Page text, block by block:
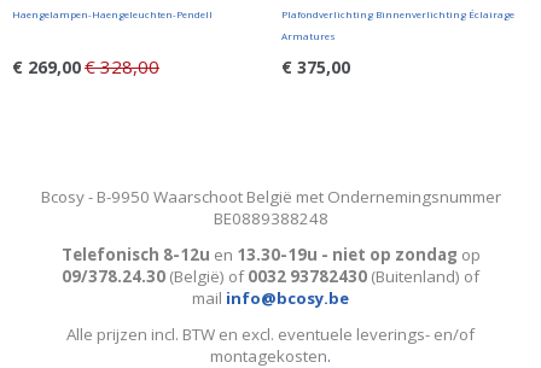
Haengelampen-Haengeleuchten-Pendell
€ 269,00€ 328,00
Plafondverlichting Binnenverlichting Éclairage
Armatures
€ 375,00
Bcosy - B-9950 Waarschoot België met Ondernemingsnummer
BE0889388248
Telefonisch 8-12u en 13.30-19u - niet op zondag op
09/378.24.30 (België) of0032 93782430 (Buitenland) of
mail info@bcosy.be
Alle prijzen incl. BTW en excl. eventuele leverings- en/of
montagekosten.